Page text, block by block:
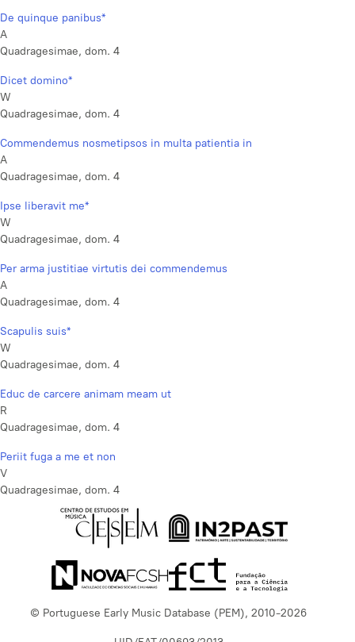
De quinque panibus*
A
Quadragesimae, dom. 4
Dicet domino*
W
Quadragesimae, dom. 4
Commendemus nosmetipsos in multa patientia in
A
Quadragesimae, dom. 4
Ipse liberavit me*
W
Quadragesimae, dom. 4
Per arma justitiae virtutis dei commendemus
A
Quadragesimae, dom. 4
Scapulis suis*
W
Quadragesimae, dom. 4
Educ de carcere animam meam ut
R
Quadragesimae, dom. 4
Periit fuga a me et non
V
Quadragesimae, dom. 4
© Portuguese Early Music Database (PEM), 2010-2026